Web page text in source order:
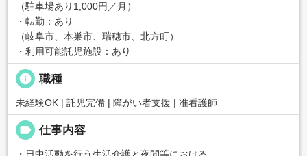
（駐車場あり1,000円／月）
・転勤：あり
（岐阜市、本巣市、瑞穂市、北方町）
・利用可能託児施設：あり
info 職種
未経験OK | 託児完備 | 障がい者支援 | 准看護師
label 仕事内容